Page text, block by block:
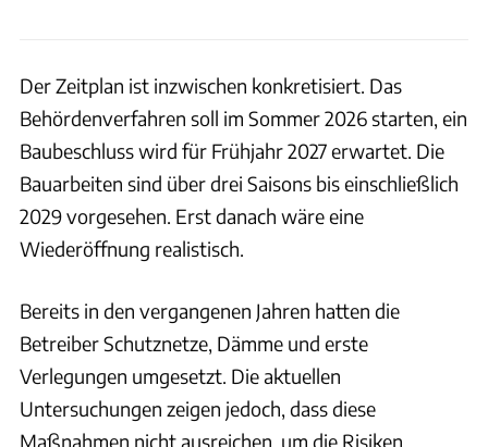
Der Zeitplan ist inzwischen konkretisiert. Das
Behördenverfahren soll im Sommer 2026 starten, ein
Baubeschluss wird für Frühjahr 2027 erwartet. Die
Bauarbeiten sind über drei Saisons bis einschließlich
2029 vorgesehen. Erst danach wäre eine
Wiederöffnung realistisch.
Bereits in den vergangenen Jahren hatten die
Betreiber Schutznetze, Dämme und erste
Verlegungen umgesetzt. Die aktuellen
Untersuchungen zeigen jedoch, dass diese
Maßnahmen nicht ausreichen, um die Risiken